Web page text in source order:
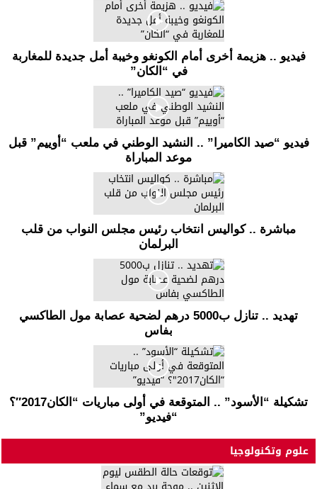
فيديو .. هزيمة أخرى أمام الكونغو وخيبة أمل جديدة للمغاربة
في “الكان”
فيديو “صيد الكاميرا” .. النشيد الوطني في ملعب “أوييم” قبل
موعد المباراة
مباشرة .. كواليس انتخاب رئيس مجلس النواب من قلب
البرلمان
تهديد .. تنازل ب5000 درهم لضحية عصابة مول الطاكسي
بفاس
تشكيلة “الأسود” .. المتوقعة في أولى مباريات “الكان2017″؟
“فيديو”
علوم وتكنولوجيا